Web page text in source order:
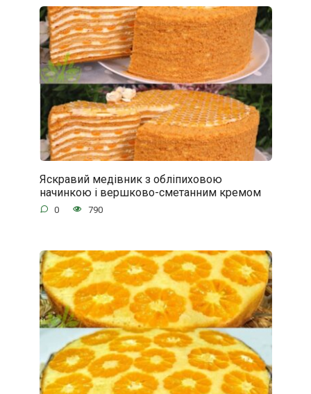
Яскравий медівник з обліпиховою
начинкою і вершково-сметанним кремом
0 790